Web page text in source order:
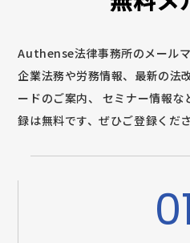
Authense法律事務所のメール
企業法務や労務情報、最新の法
ードのご案内、
セミナー情報な
録は無料です、ぜひご登録くださ